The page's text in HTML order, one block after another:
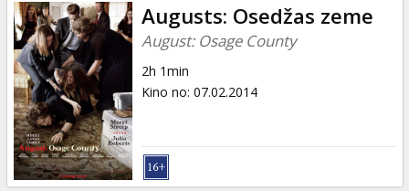
Augusts: Osedžas zeme
August: Osage County
2h 1min
Kino no: 07.02.2014